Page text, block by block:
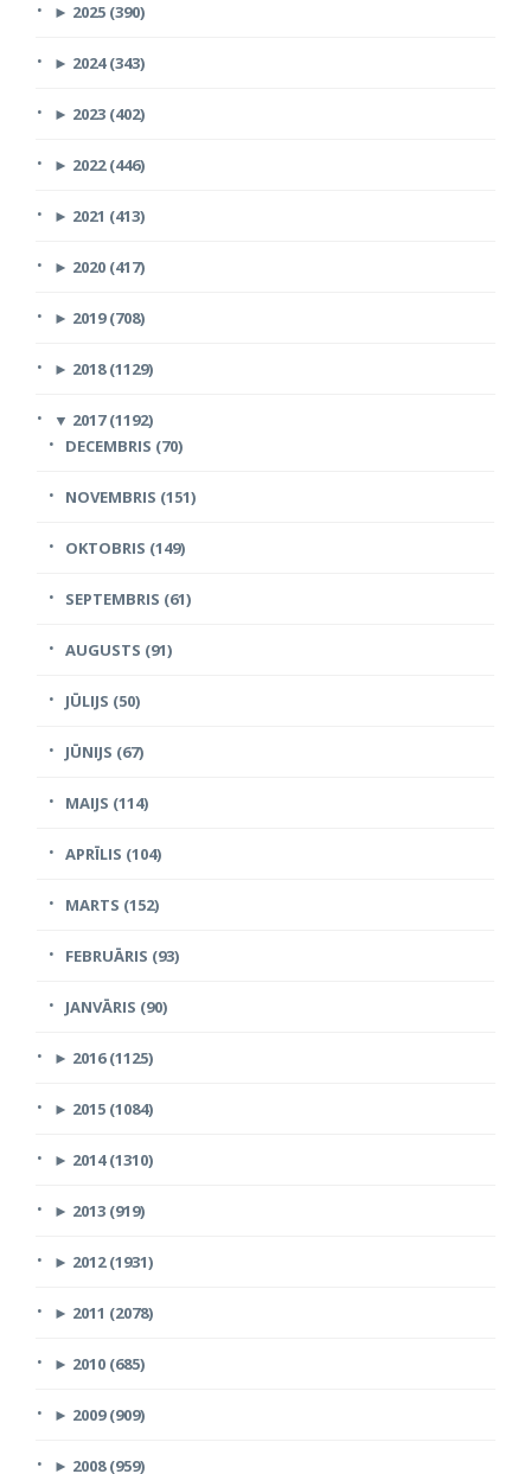
► 2025 (390)
► 2024 (343)
► 2023 (402)
► 2022 (446)
► 2021 (413)
► 2020 (417)
► 2019 (708)
► 2018 (1129)
▼ 2017 (1192)
DECEMBRIS (70)
NOVEMBRIS (151)
OKTOBRIS (149)
SEPTEMBRIS (61)
AUGUSTS (91)
JŪLIJS (50)
JŪNIJS (67)
MAIJS (114)
APRĪLIS (104)
MARTS (152)
FEBRUĀRIS (93)
JANVĀRIS (90)
► 2016 (1125)
► 2015 (1084)
► 2014 (1310)
► 2013 (919)
► 2012 (1931)
► 2011 (2078)
► 2010 (685)
► 2009 (909)
► 2008 (959)